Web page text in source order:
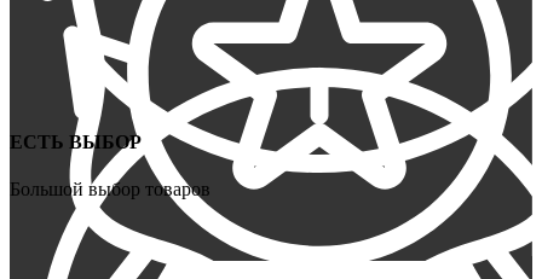
ЕСТЬ ВЫБОР
Большой выбор товаров